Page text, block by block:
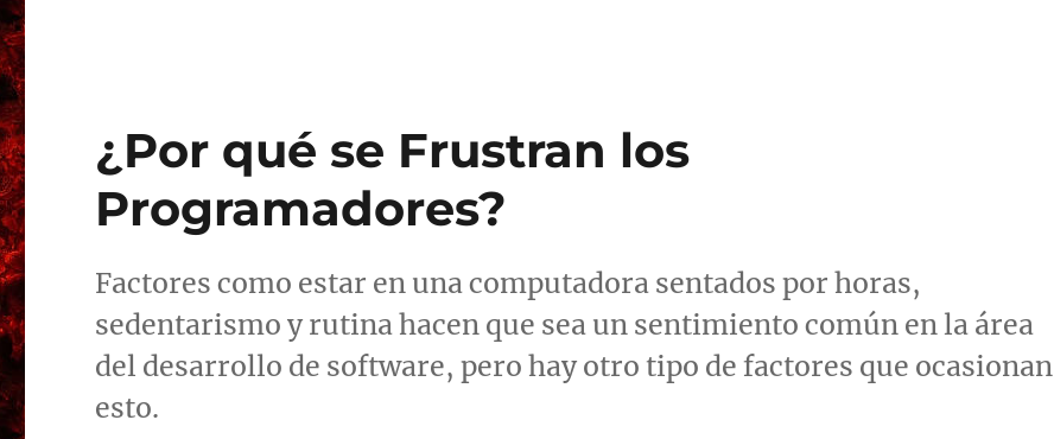
¿Por qué se Frustran los
Programadores?
Factores como estar en una computadora sentados por horas,
sedentarismo y rutina hacen que sea un sentimiento común en la área
del desarrollo de software, pero hay otro tipo de factores que ocasionan
esto.